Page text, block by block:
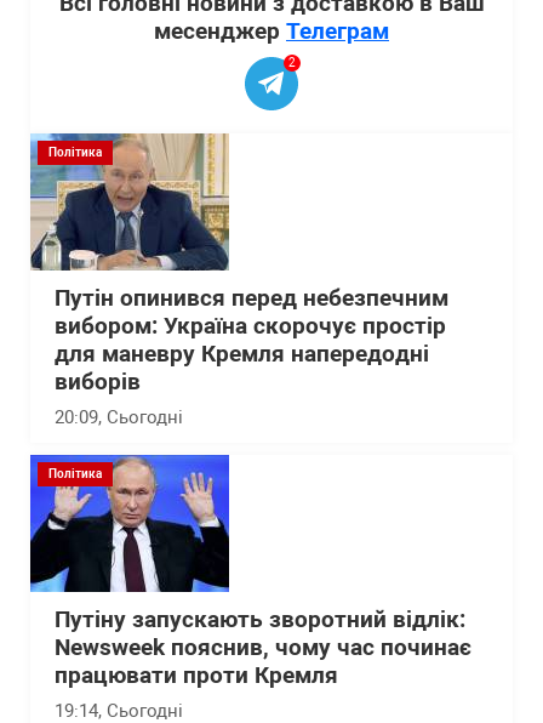
месенджер Телеграм
2
Політика
Путін опинився перед небезпечним
вибором: Україна скорочує простір
для маневру Кремля напередодні
виборів
20:09, Сьогодні
Політика
Путіну запускають зворотний відлік:
Newsweek пояснив, чому час починає
працювати проти Кремля
19:14, Сьогодні